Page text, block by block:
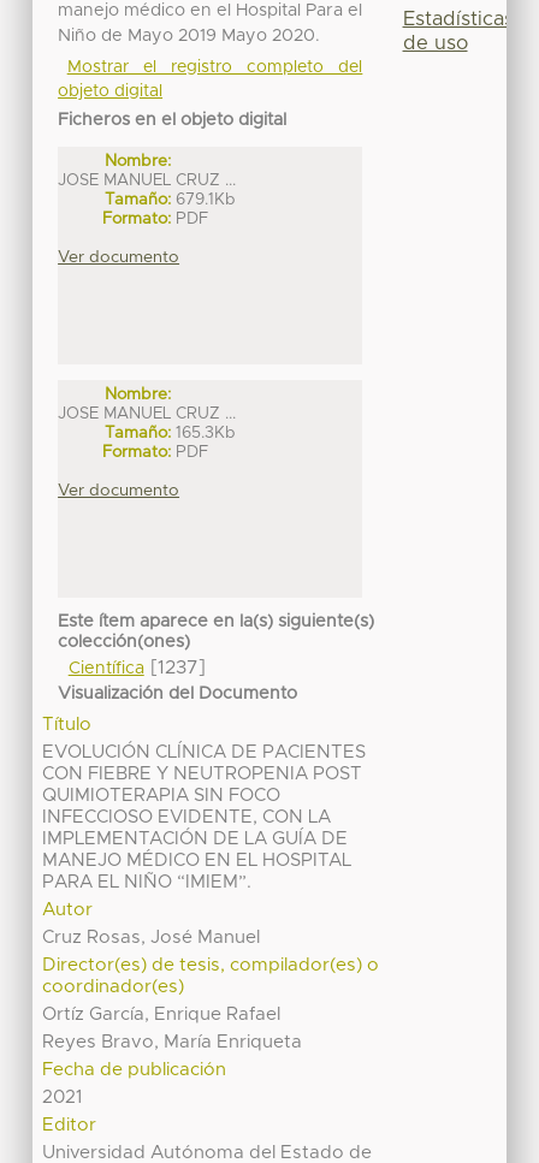
manejo médico en el Hospital Para el
Niño de Mayo 2019 Mayo 2020.
Mostrar el registro completo del
objeto digital
Ficheros en el objeto digital
Nombre:
JOSE MANUEL CRUZ ...
Tamaño: 679.1Kb
Formato: PDF
Ver documento
Nombre:
JOSE MANUEL CRUZ ...
Tamaño: 165.3Kb
Formato: PDF
Ver documento
Este ítem aparece en la(s) siguiente(s)
colección(ones)
Científica[1237]
Visualización del Documento
Título
EVOLUCIÓN CLÍNICA DE PACIENTES
CON FIEBRE Y NEUTROPENIA POST
QUIMIOTERAPIA SIN FOCO
INFECCIOSO EVIDENTE, CON LA
IMPLEMENTACIÓN DE LA GUÍA DE
MANEJO MÉDICO EN EL HOSPITAL
PARA EL NIÑO “IMIEM”.
Autor
Cruz Rosas, José Manuel
Director(es) de tesis, compilador(es) o
coordinador(es)
Ortíz García, Enrique Rafael
Reyes Bravo, María Enriqueta
Fecha de publicación
2021
Editor
Universidad Autónoma del Estado de
Estadísticas
de uso